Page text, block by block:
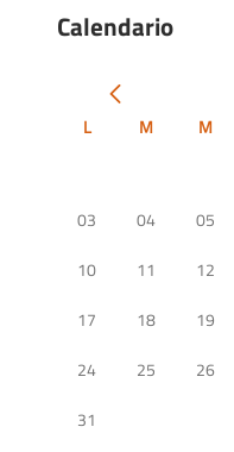
Calendario
L M M
03
04 05
10
11 12
17
18 19
24
25 26
31